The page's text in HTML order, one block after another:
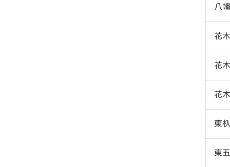
八
花木
花
花
東
東